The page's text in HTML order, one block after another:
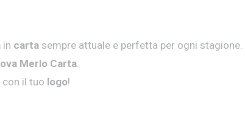
in carta sempre attuale e perfetta per ogni stagione.
Merlo Carta.
con il tuo logo!